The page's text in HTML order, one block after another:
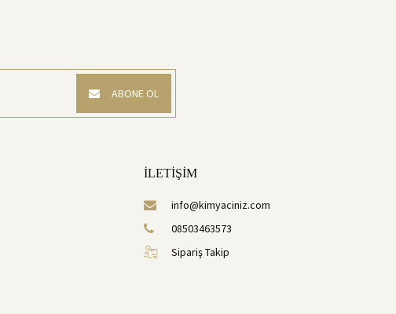
ABONE OL
İLETİŞİM
info@kimyaciniz.com
08503463573
Sipariş Takip